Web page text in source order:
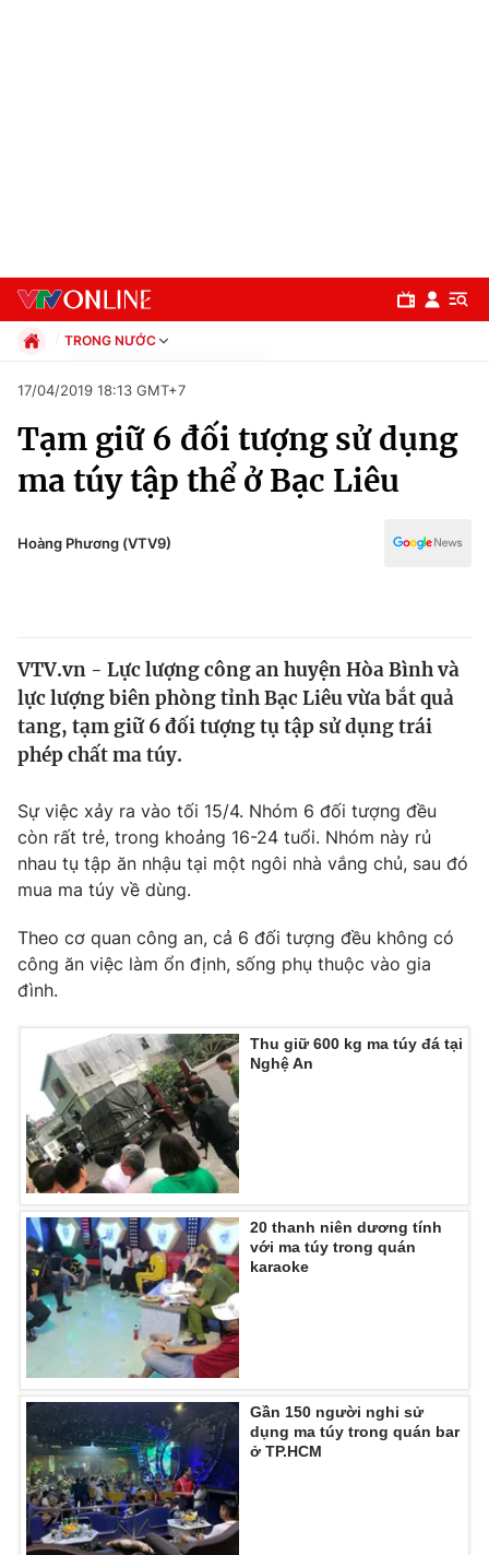
Chuyên mục
Chính trị
Xã hội
Y tế
Thế giới
Thế giới đó đây
Câu chuyện quốc tế
Kinh tế
Tài chính
Thị trường
Góc doanh nghiệp
Dữ liệu và đời sống
Truyền hình
Phim VTV
Hậu trường
Nhân vật
Khán giả
Giải sao mai
Giải trí
Điện ảnh
Âm nhạc
Sao
Đời sống
Du lịch
Làm đẹp
Chất lượng cuộc sống
Giáo dục
Tuyển sinh
Học trực tuyến
Công nghệ
Hitech Công nghệ tương lai
Sản phẩm
Thị trường
Giao lưu trực tuyến
Lịch phát sóng
Chuyên mục khác
Emagazine Podcast
Photo Infographic
TRONG NƯỚC
Xã hội
Pháp luật
Kinh tế
Thể thao
Văn hóa - Giải trí
Giáo dục
17/04/2019 18:13 GMT+7
Tạm giữ 6 đối tượng sử dụng
ma túy tập thể ở Bạc Liêu
Hoàng Phương (VTV9)
VTV.vn - Lực lượng công an huyện Hòa Bình và
lực lượng biên phòng tỉnh Bạc Liêu vừa bắt quả
tang, tạm giữ 6 đối tượng tụ tập sử dụng trái
phép chất ma túy.
Sự việc xảy ra vào tối 15/4. Nhóm 6 đối tượng đều
còn rất trẻ, trong khoảng 16-24 tuổi. Nhóm này rủ
nhau tụ tập ăn nhậu tại một ngôi nhà vắng chủ, sau đó
mua ma túy về dùng.
Theo cơ quan công an, cả 6 đối tượng đều không có
công ăn việc làm ổn định, sống phụ thuộc vào gia
đình.
Thu giữ 600 kg ma túy đá tại
Nghệ An
20 thanh niên dương tính
với ma túy trong quán
karaoke
Gần 150 người nghi sử
dụng ma túy trong quán bar
ở TP.HCM